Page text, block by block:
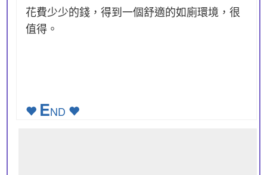
花費少少的錢，得到一個舒適的如廁環境，很
值得。
END